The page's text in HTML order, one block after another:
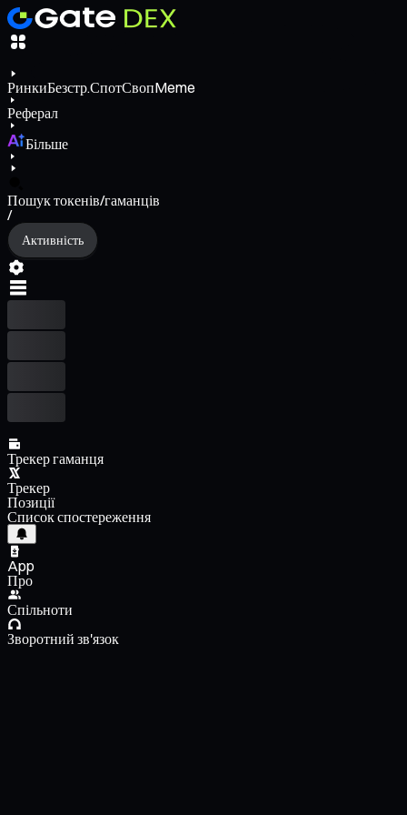
РинкиБезстр.СпотСвопMeme
Реферал
Більше
Пошук токенів/гаманців
/
Активність
Трекер гаманця
Трекер
Позиції
Список спостереження
App
Про
Спільноти
Зворотний зв'язок